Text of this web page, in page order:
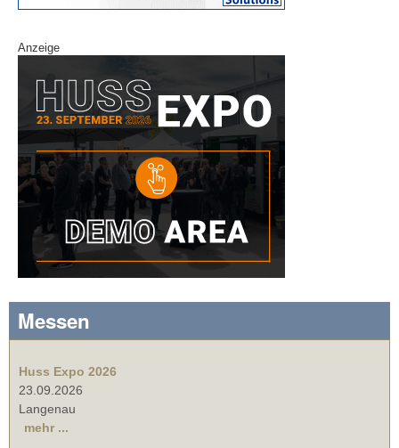
Anzeige
Messen
Huss Expo 2026
23.09.2026
Langenau
mehr ...